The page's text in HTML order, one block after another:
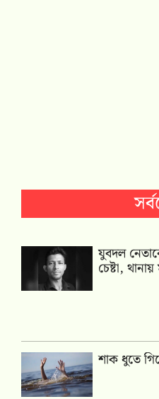
যুবদল
চেষ্টা,
শাক ধুতে